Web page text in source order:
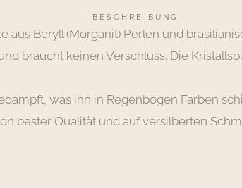
· BESCHREIBUNG ·
aus Beryll (Morganit) Perlen und
braucht keinen Verschluss. Die
was ihn in Regenbogen Farben
bester Qualität und auf versilberten